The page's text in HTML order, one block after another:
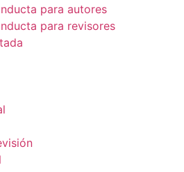
para autores
para revisores